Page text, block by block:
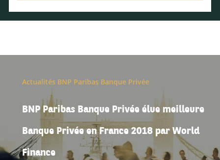
Actualités BNP Paribas Banque Privée
BNP Paribas Banque Privée élue meilleure
Banque Privée en France 2018 par World
Finance